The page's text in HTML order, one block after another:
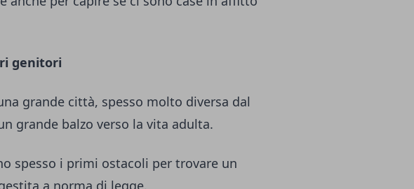
genitori
grande città, spesso molto diversa dal
grande balzo verso la vita adulta.
spesso i primi ostacoli per trovare un